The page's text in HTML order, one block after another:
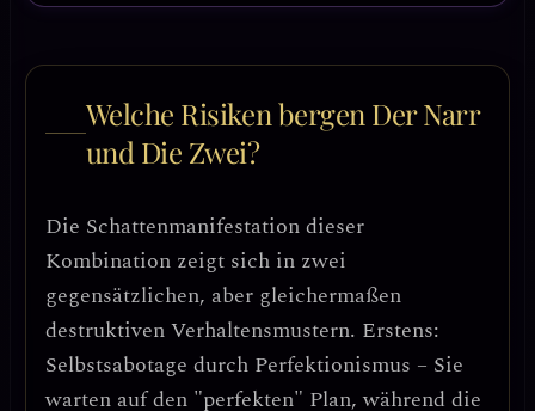
Welche Risiken bergen Der Narr
und Die Zwei?
Die Schattenmanifestation dieser
Kombination zeigt sich in zwei
gegensätzlichen, aber gleichermaßen
destruktiven Verhaltensmustern. Erstens:
Selbstsabotage durch Perfektionismus – Sie
warten auf den "perfekten" Plan, während die